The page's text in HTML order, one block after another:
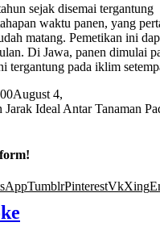
sejak disemai tergantung
waktu panen, yang
matang. Pemetikan ini
Di Jawa, panen dimulai
tergantung pada iklim
August 4,
Ideal Antar Tanaman
TumblrPinterestVkXing